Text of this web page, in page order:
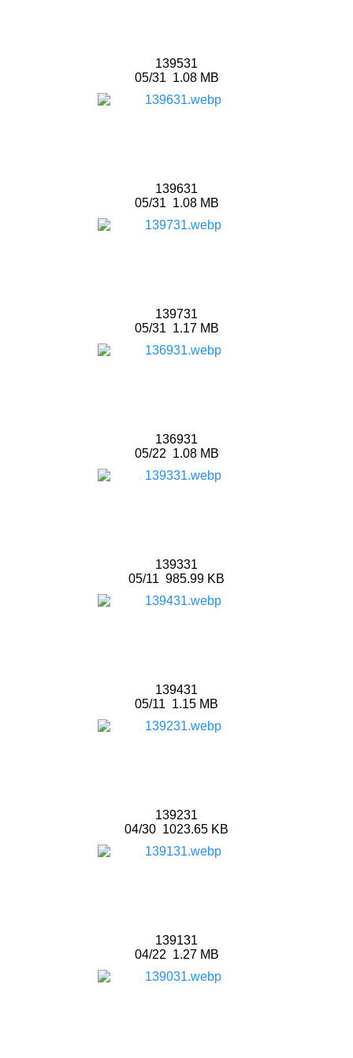
139531
05/31 1.08 MB
139631
05/31 1.08 MB
139731
05/31 1.17 MB
136931
05/22 1.08 MB
139331
05/11 985.99 KB
139431
05/11 1.15 MB
139231
04/30 1023.65 KB
139131
04/22 1.27 MB